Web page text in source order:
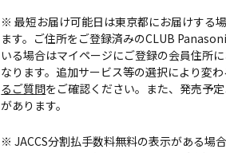
※ 最短お届け可能日は東京都にお届けする
ます。ご住所をご登録済みのCLUB
いる場合はマイページにご登録の会員住所
なります。追加サービス等の選択により変わ
るご質問をご確認ください。また、発売予
があります。
※ JACCS分割払手数料無料の表示がある場